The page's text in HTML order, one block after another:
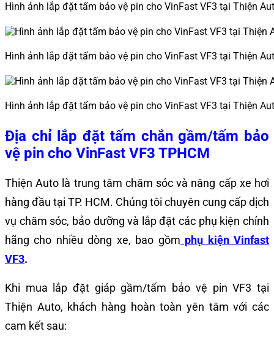
Hình ảnh lắp đặt tấm bảo vệ pin cho VinFast VF3 tại Thiện
Hình ảnh lắp đặt tấm bảo vệ pin cho VinFast VF3 tại Thiện
Hình ảnh lắp đặt tấm bảo vệ pin cho VinFast VF3 tại Thiện
Địa chỉ lắp đặt tấm chắn gầm/tấm bảo
vệ pin cho VinFast VF3 TPHCM
Thiện Auto là trung tâm chăm sóc và nâng cấp xe hơi
hàng đầu tại TP. HCM. Chúng tôi chuyên cung cấp dịch
vụ chăm sóc, bảo dưỡng và lắp đặt các phụ kiện chính
hãng cho nhiều dòng xe, bao gồm phụ kiện Vinfast
VF3.
Khi mua lắp đặt giáp gầm/tấm bảo vệ pin VF3 tại
Thiện Auto, khách hàng hoàn toàn yên tâm với các
cam kết sau: